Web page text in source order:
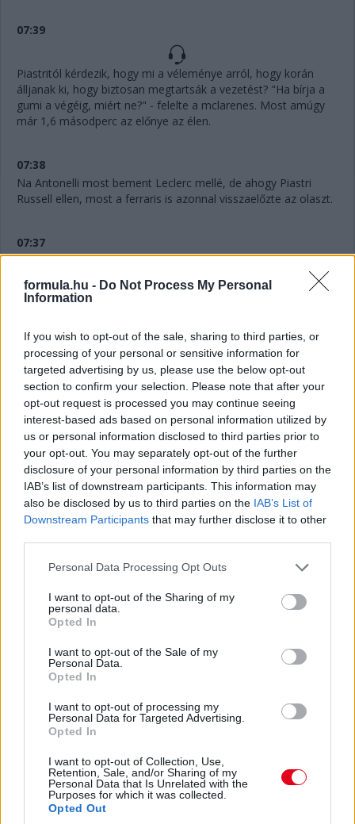
formula.hu - Do Not Process My Personal
Information
If you wish to opt-out of the sale, sharing to third parties, or
processing of your personal or sensitive information for
targeted advertising by us, please use the below opt-out
section to confirm your selection. Please note that after your
opt-out request is processed you may continue seeing
interest-based ads based on personal information utilized by
us or personal information disclosed to third parties prior to
your opt-out. You may separately opt-out of the further
disclosure of your personal information by third parties on the
IAB’s list of downstream participants. This information may
also be disclosed by us to third parties on the IAB’s List of
Downstream Participants that may further disclose it to other
Please note that this website/app uses one or more Google
not limited to your visit or usage behaviour. You may click to
grant or deny consent to Google and its third-party tags to
use your data for below specified purposes in below Google
consent section.
Personal Data Processing Opt Outs
I want to opt-out of the Sharing of my
personal data.
Opted In
I want to opt-out of the Sale of my
Personal Data.
Opted In
I want to opt-out of processing my
Personal Data for Targeted Advertising.
Opted In
I want to opt-out of Collection, Use,
Retention, Sale, and/or Sharing of my
Personal Data that Is Unrelated with the
Purposes for which it was collected.
Opted Out
07:39
Piastritól kérdezik, hogy mi a véleménye arról, hogy korán
álljanak ki, hogy biztosan megtartsák a vezetést? "Ha bírja a
gumi a végéig, miért ne?" - felelte a mclarenes. Most amúgy
már 1,6 másodperc az előnye az élen.
07:38
Na Antonelli most bement Leclerc mellé, de ahogy Piastri
Russell ellen, most a ferraris is azonnal visszaelőzte az olaszt.
07:37
Leclerc egyelőre szépen védekezik Antonelli ellen. És Piastri is
Russell előtt, az ausztrál jelentette is a rádión, hogy szerinte
"ha megőrizzük a pályapozíciót, kitarthatunk".
07:36
"Mintha kormányszervó nélkül vezetnék" - jelenti Verstappen a
rádión. Akinek amúgy továbbra is bő négy másodperc a
hátránya Gaslyval szemben.
07:34
A 10. helyért is megy egy csata: Hadjar próbálná támadni az
utolsó pontszerző helyért Lindbladot.
negyedik helyre. Nem szakadt le még túlzottan amúgy a 3-5.
Russelltől. Szóval Antonelli esélyeit sem kell még teljesen leírni.
Russell az iménti manőver után megint kicsit leszakadt, most
nyolc-kilenc tized a lemaradása. De a visszajátszásból kiderült,
a 130R-ből kijövet annyira visszalassultak már, hogy a jobb
töltöttség miatt kénytelen volt előzni a mercedeses - amire
aztán ráfaragott a következő egyenesben... Értjük már, miről
beszélnek Verstappenék?...